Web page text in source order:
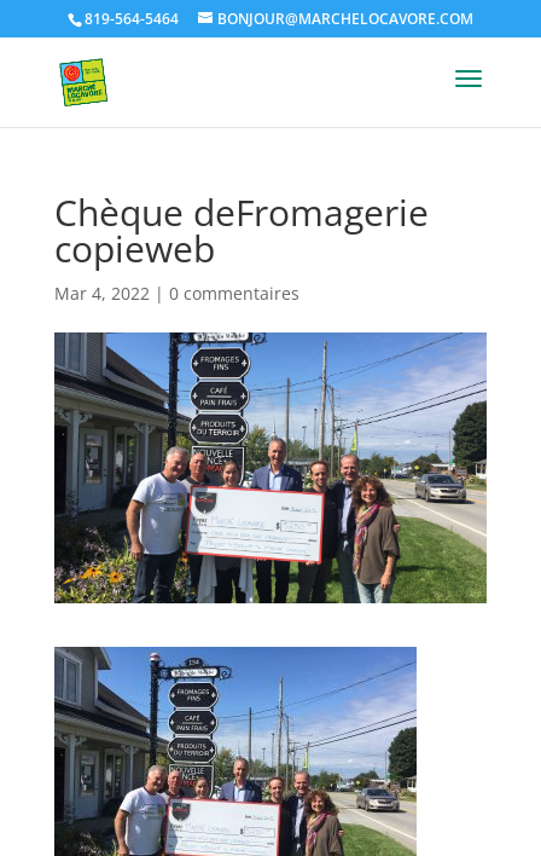
819-564-5464 BONJOUR@MARCHELOCAVORE.COM
Chèque deFromagerie
copieweb
Mar 4, 2022| 0 commentaires